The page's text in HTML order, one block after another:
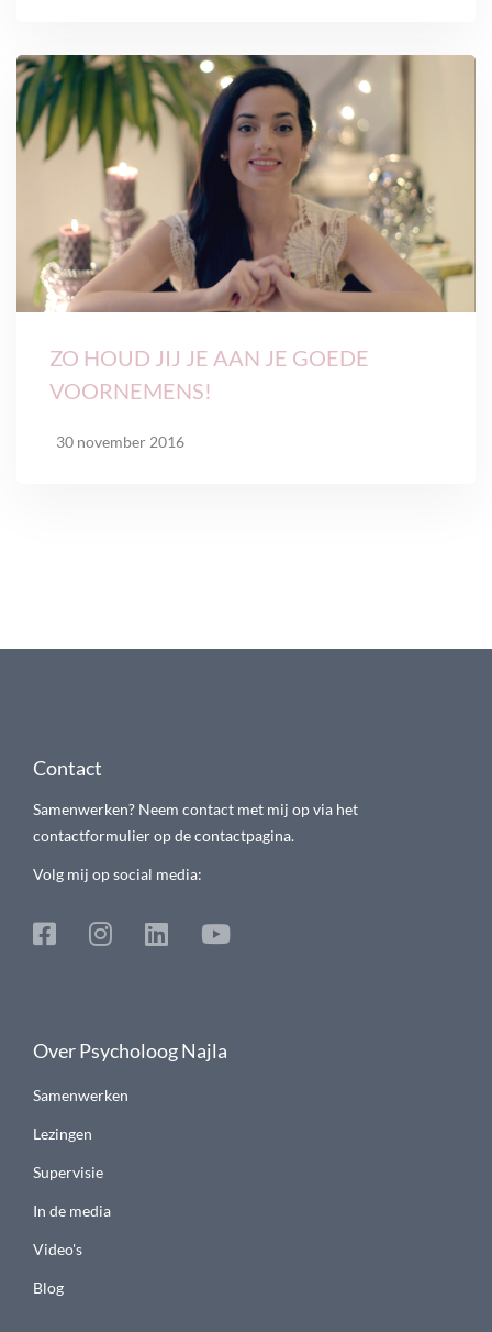
ZO HOUD JIJ JE AAN JE GOEDE
VOORNEMENS!
30 november 2016
Contact
Samenwerken? Neem contact met mij op via het
contactformulier op de contactpagina.
Volg mij op social media:
Over Psycholoog Najla
Samenwerken
Lezingen
Supervisie
In de media
Video's
Blog